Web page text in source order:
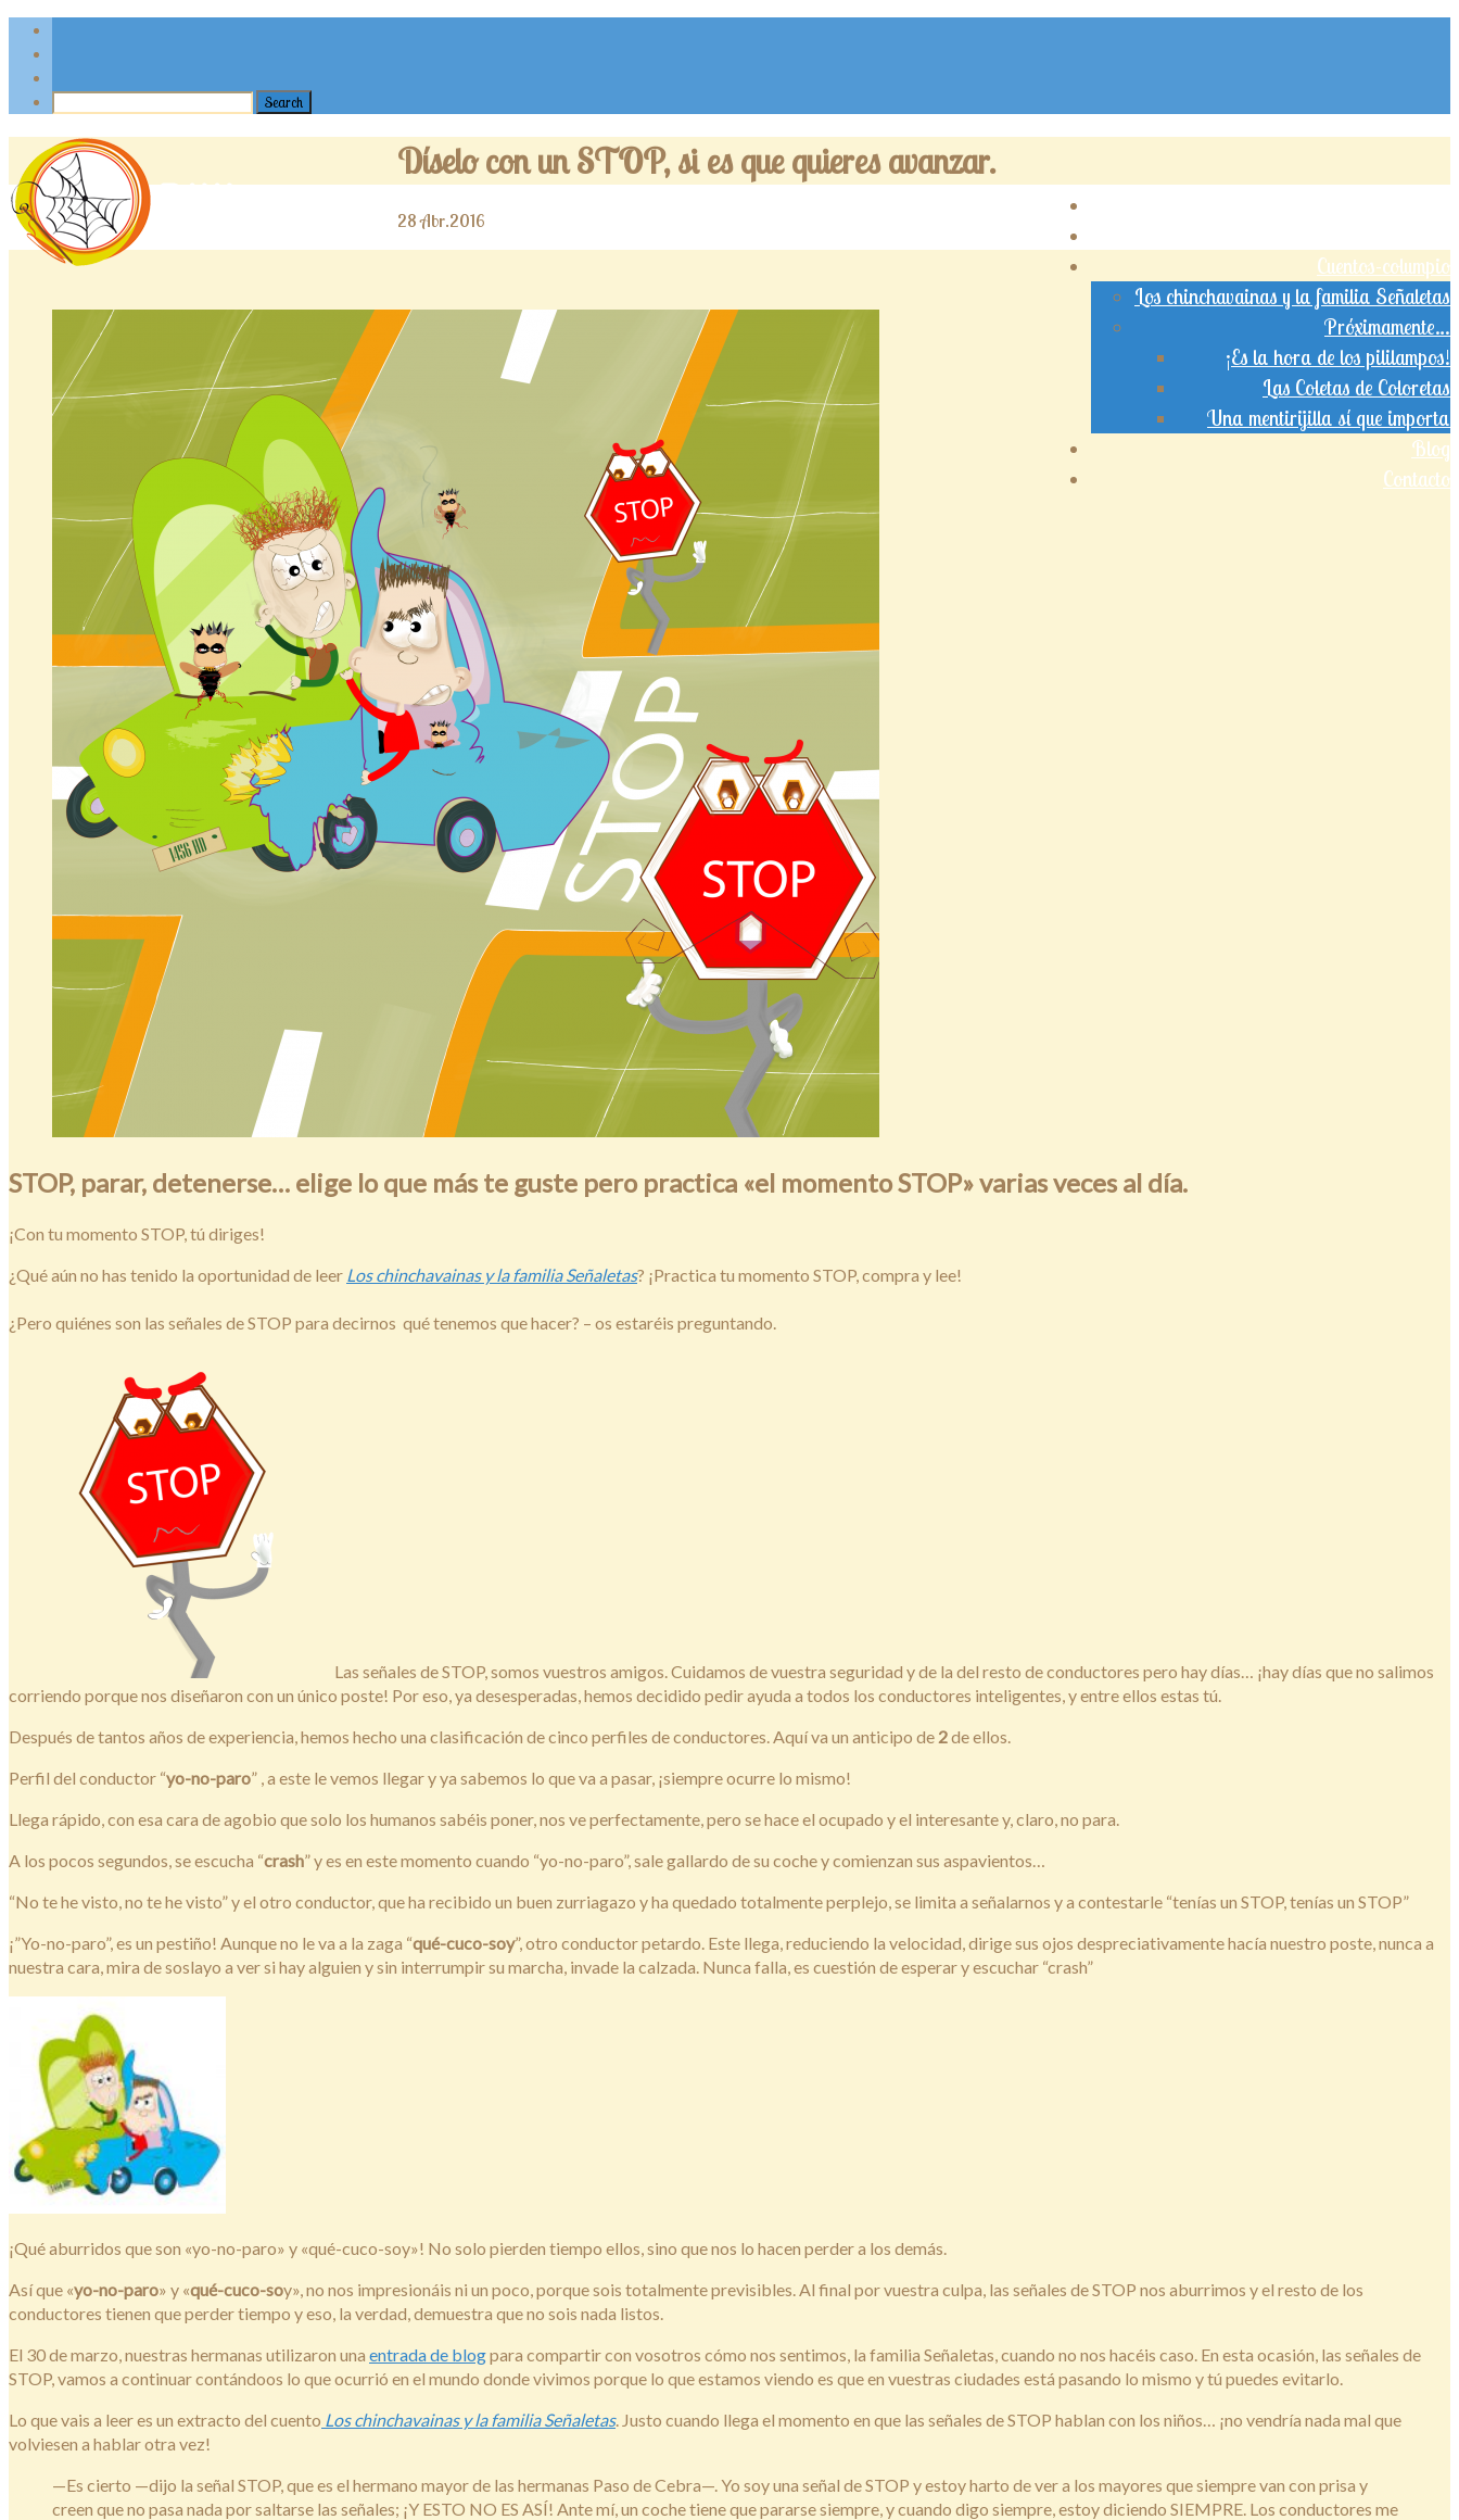
Cuentos-columpio
Los chinchavainas y la familia Señaletas
Próximamente…
¡Es la hora de los pililampos!
Las Coletas de Coloretas
Una mentirijilla sí que importa
Blog
Contacto
Díselo con un STOP, si es que quieres avanzar.
28 Abr.2016
STOP, parar, detenerse… elige lo que más te guste pero practica «el momento STOP» varias veces al día.
¡Con tu momento STOP, tú diriges!
¿Qué aún no has tenido la oportunidad de leer Los chinchavainas y la familia Señaletas? ¡Practica tu momento STOP, compra y lee!
¿Pero quiénes son las señales de STOP para decirnos qué tenemos que hacer? – os estaréis preguntando.
Las señales de STOP, somos vuestros amigos. Cuidamos de vuestra seguridad y de la del resto de conductores pero hay días… ¡hay días que no salimos
corriendo porque nos diseñaron con un único poste! Por eso, ya desesperadas, hemos decidido pedir ayuda a todos los conductores inteligentes, y entre ellos estas tú.
Después de tantos años de experiencia, hemos hecho una clasificación de cinco perfiles de conductores. Aquí va un anticipo de 2de ellos.
Perfil del conductor “yo-no-paro” , a este le vemos llegar y ya sabemos lo que va a pasar, ¡siempre ocurre lo mismo!
Llega rápido, con esa cara de agobio que solo los humanos sabéis poner, nos ve perfectamente, pero se hace el ocupado y el interesante y, claro, no para.
A los pocos segundos, se escucha “crash” y es en este momento cuando “yo-no-paro”, sale gallardo de su coche y comienzan sus aspavientos…
“No te he visto, no te he visto” y el otro conductor, que ha recibido un buen zurriagazo y ha quedado totalmente perplejo, se limita a señalarnos y a contestarle “tenías un STOP, tenías un STOP”
¡”Yo-no-paro”, es un pestiño! Aunque no le va a la zaga “qué-cuco-soy”, otro conductor petardo. Este llega, reduciendo la velocidad, dirige sus ojos despreciativamente hacía nuestro poste, nunca a
nuestra cara, mira de soslayo a ver si hay alguien y sin interrumpir su marcha, invade la calzada. Nunca falla, es cuestión de esperar y escuchar “crash”
¡Qué aburridos que son «yo-no-paro» y «qué-cuco-soy»! No solo pierden tiempo ellos, sino que nos lo hacen perder a los demás.
Así que «yo-no-paro» y «qué-cuco-soy», no nos impresionáis ni un poco, porque sois totalmente previsibles. Al final por vuestra culpa, las señales de STOP nos aburrimos y el resto de los
conductores tienen que perder tiempo y eso, la verdad, demuestra que no sois nada listos.
El 30 de marzo, nuestras hermanas utilizaron una entrada de blogpara compartir con vosotros cómo nos sentimos, la familia Señaletas, cuando no nos hacéis caso. En esta ocasión, las señales de
STOP, vamos a continuar contándoos lo que ocurrió en el mundo donde vivimos porque lo que estamos viendo es que en vuestras ciudades está pasando lo mismo y tú puedes evitarlo.
Lo que vais a leer es un extracto del cuento Los chinchavainas y la familia Señaletas. Justo cuando llega el momento en que las señales de STOP hablan con los niños… ¡no vendría nada mal que
volviesen a hablar otra vez!
—Es cierto —dijo la señal STOP, que es el hermano mayor de las hermanas Paso de Cebra—. Yo soy una señal de STOP y estoy harto de ver a los mayores que siempre van con prisa y
creen que no pasa nada por saltarse las señales; ¡Y ESTO NO ES ASÍ! Ante mí, un coche tiene que pararse siempre, y cuando digo siempre, estoy diciendo SIEMPRE. Los conductores me